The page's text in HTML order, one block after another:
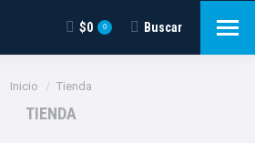
$0 0 Buscar:
Buscar
Estás aquí:
Inicio Tienda
TIENDA